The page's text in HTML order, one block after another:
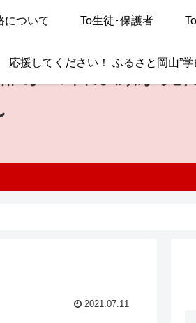
について To生徒･保護者
応援してください！ ふるさと岡山”
誰かの喜ぶ顔が見
2021.07.11